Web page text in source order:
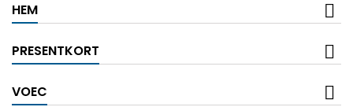
HEM
PRESENTKORT
VOEC